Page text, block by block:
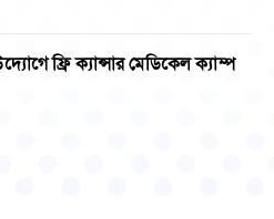
ফ্রি ক্যান্সার মেডিকেল ক্যাম্প